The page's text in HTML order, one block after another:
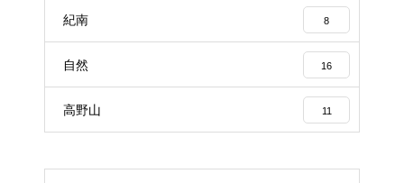
紀南 8
自然 16
高野山 11